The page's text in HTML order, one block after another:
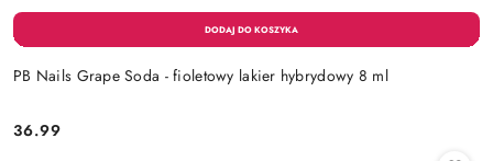
PB Nails Grape Soda - fioletowy lakier hybrydowy 8 ml
Cena:
36.99